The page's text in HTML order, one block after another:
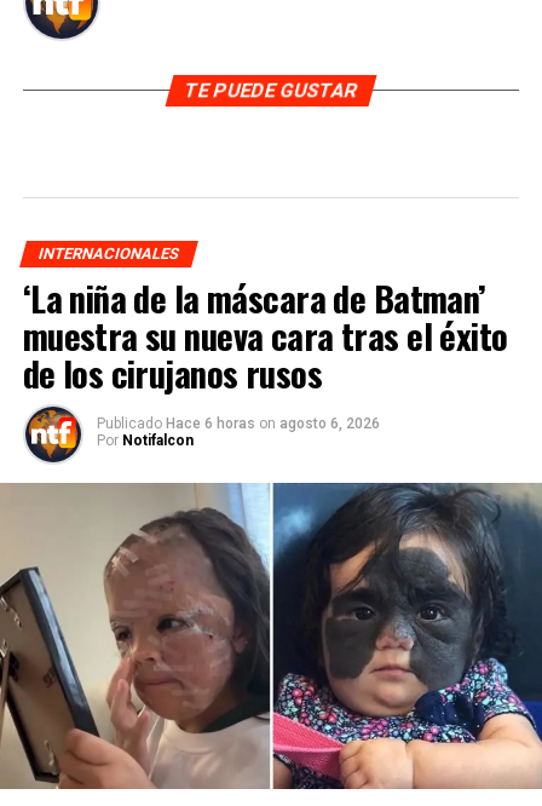
TE PUEDE GUSTAR
INTERNACIONALES
‘La niña de la máscara de Batman’
muestra su nueva cara tras el éxito
de los cirujanos rusos
Publicado Hace 6 horas on agosto 6, 2026
Por Notifalcon